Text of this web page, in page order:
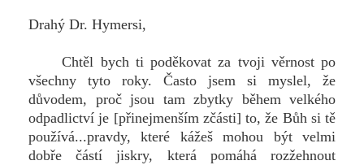
Drahý Dr. Hymersi,
Chtěl bych ti poděkovat za tvoji věrnost po
všechny tyto roky. Často jsem si myslel, že
důvodem, proč jsou tam zbytky během velkého
odpadlictví je [přinejmenším zčásti] to, že Bůh si tě
používá...pravdy, které kážeš mohou být velmi
dobře částí jiskry, která pomáhá rozžehnout